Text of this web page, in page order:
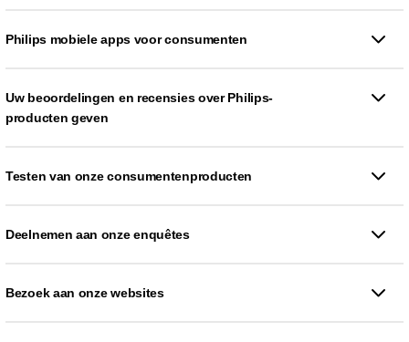
Philips mobiele apps voor consumenten
Uw beoordelingen en recensies over Philips-
producten geven
Testen van onze consumentenproducten
Deelnemen aan onze enquêtes
Bezoek aan onze websites